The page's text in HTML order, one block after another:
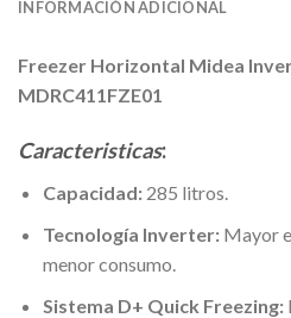
INFORMACIÓN ADICIONAL
Freezer Horizontal Midea
MDRC411FZE01
Caracteristicas:
Capacidad:285 litros.
Tecnología Inverter:Mayor
menor consumo.
Sistema D+ Quick Freezing: